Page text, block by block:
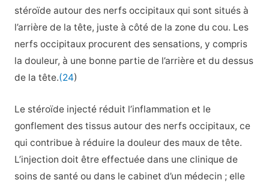
stéroïde autour des nerfs occipitaux qui sont situés à
l’arrière de la tête, juste à côté de la zone du cou. Les
nerfs occipitaux procurent des sensations, y compris
la douleur, à une bonne partie de l’arrière et du dessus
de la tête.(24)
Le stéroïde injecté réduit l’inflammation et le
gonflement des tissus autour des nerfs occipitaux, ce
qui contribue à réduire la douleur des maux de tête.
L’injection doit être effectuée dans une clinique de
soins de santé ou dans le cabinet d’un médecin ; elle